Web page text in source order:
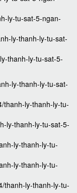
ly-tu-sat-5-ngan-
ly-thanh-ly-tu-sat-
thanh-ly-tu-sat-5-
ly-thanh-ly-tu-sat-
thanh-ly-thanh-ly-tu-
ly-thanh-ly-tu-sat-5-
ly-thanh-ly-tu-
ly-thanh-ly-tu-
thanh-ly-thanh-ly-tu-